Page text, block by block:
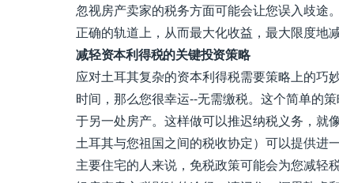
忽视房产卖家的税务方面可能会让您误入歧途
正确的轨道上，从而最大化收益，最大限度地
减轻资本利得税的关键投资策略
应对土耳其复杂的资本利得税需要策略上的巧
时间，那么您很幸运--无需缴税。这个简单的
于另一处房产。这样做可以推迟纳税义务，就
土耳其与您祖国之间的税收协定）可以提供进
主要住宅的人来说，免税政策可能会为您减轻